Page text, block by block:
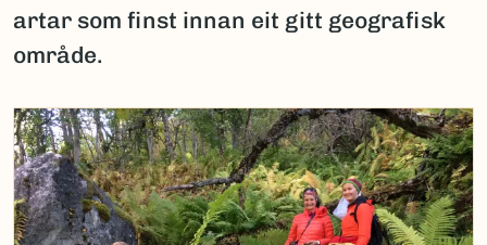
artar som finst innan eit gitt geografisk
område.